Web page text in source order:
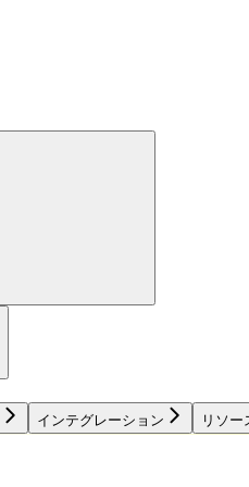
インテグレーション リソー